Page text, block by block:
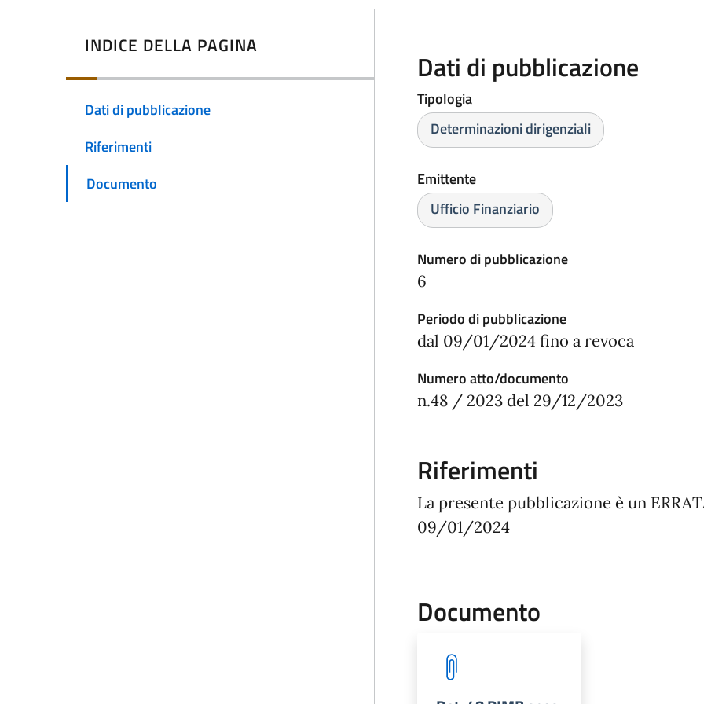
INDICE DELLA PAGINA
Dati di pubblicazione
Riferimenti
Documento
Dati di pubblicazione
Tipologia
Determinazioni dirigenziali
Emittente
Ufficio Finanziario
Numero di pubblicazione
6
Periodo di pubblicazione
dal 09/01/2024 fino a revoca
Numero atto/documento
n.48 / 2023 del 29/12/2023
Riferimenti
La presente pubblicazione è un
09/01/2024
Documento